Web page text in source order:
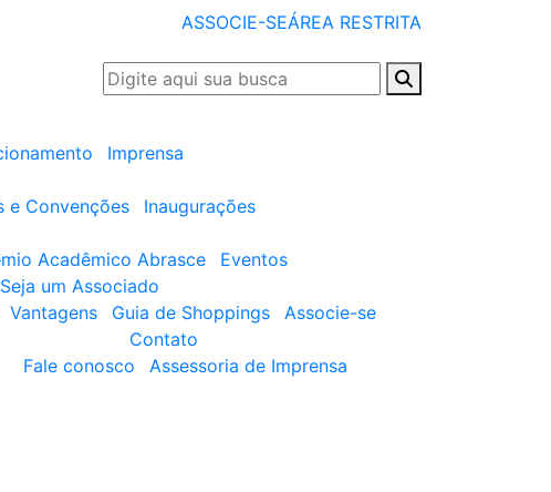
ASSOCIE-SEÁREA RESTRITA
Imprensa
e Convenções
Inaugurações
Acadêmico Abrasce
Eventos
Seja um Associado
Vantagens Guia de Shoppings
Associe-se
Contato
Fale conosco
Assessoria de Imprensa